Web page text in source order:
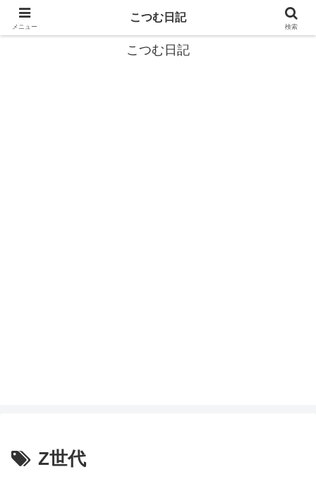
カタツムリから学ぶスローライフ🎓『こつむ日記』🐌
こつむ日記
Z世代
メニュー
こつむ日記
検索